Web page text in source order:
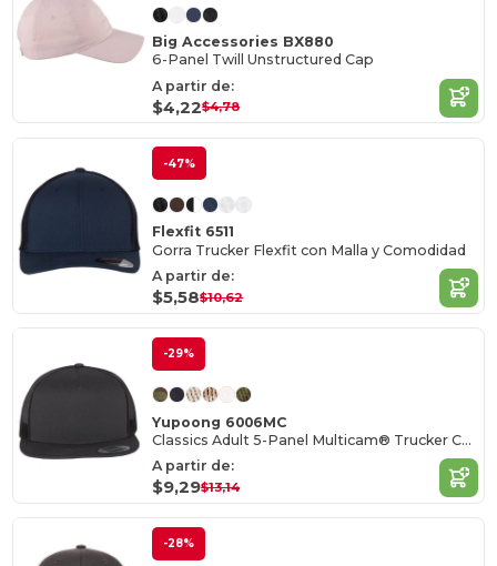
Big Accessories BX880
6-Panel Twill Unstructured Cap
A partir de:
$4,22$4,78
-47%
Flexfit 6511
Gorra Trucker Flexfit con Malla y Comodidad
A partir de:
$5,58$10,62
-29%
Yupoong 6006MC
Classics Adult 5-Panel Multicam® Trucker Cap
A partir de:
$9,29$13,14
-28%